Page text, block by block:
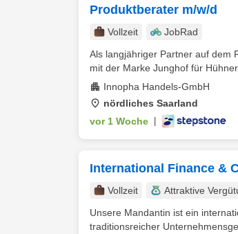
Produktberater m/w/d
Vollzeit
JobRad
Als langjähriger Partner auf dem
mit der Marke Junghof für
Innopha Handels-GmbH
nördliches Saarland
vor 1 Woche
International Finance &
Vollzeit
Attraktive
Unsere Mandantin ist ein
traditionsreicher